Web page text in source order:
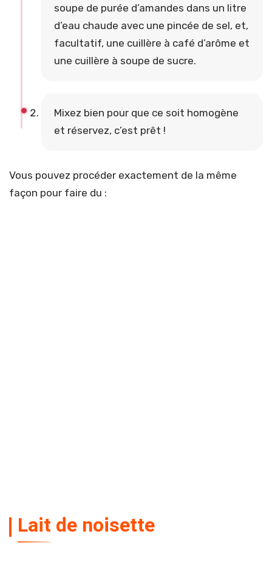
soupe de purée d’amandes dans un litre
d’eau chaude avec une pincée de sel, et,
facultatif, une cuillère à café d’arôme et
une cuillère à soupe de sucre.
Mixez bien pour que ce soit homogène
et réservez, c’est prêt !
Vous pouvez procéder exactement de la même
façon pour faire du :
Lait de noisette